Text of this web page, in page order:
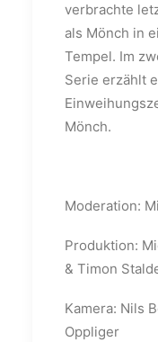
verbrachte
als Mönch in
Tempel. Im
Serie erzählt
Mönch.
Moderation:
Produktion:
& Timon
Kamera: Nils
Oppliger